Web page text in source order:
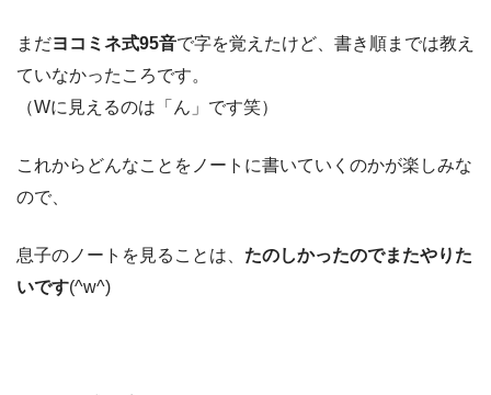
まだヨコミネ式95音で字を覚えたけど、書き順までは教え
ていなかったころです。
（Wに見えるのは「ん」です笑）
これからどんなことをノートに書いていくのかが楽しみな
ので、
息子のノートを見ることは、 たのしかったのでまたやりた
いです(^w^)